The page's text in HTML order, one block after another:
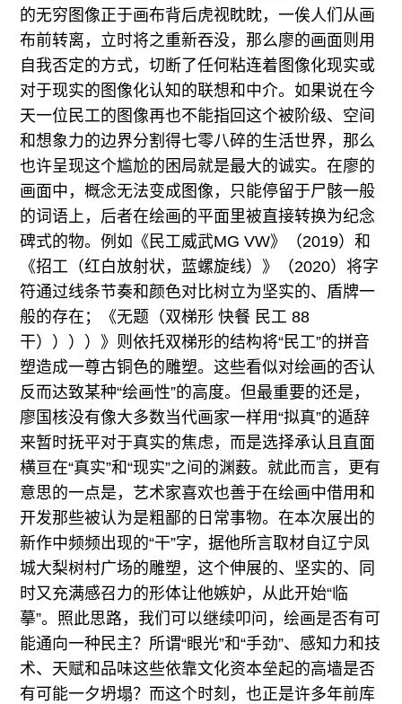
的无穷图像正于画布背后虎视眈眈，一俟人们从画
布前转离，立时将之重新吞没，那么廖的画面则用
自我否定的方式，切断了任何粘连着图像化现实或
对于现实的图像化认知的联想和中介。如果说在今
天一位民工的图像再也不能指回这个被阶级、空间
和想象力的边界分割得七零八碎的生活世界，那么
也许呈现这个尴尬的困局就是最大的诚实。在廖的
画面中，概念无法变成图像，只能停留于尸骸一般
的词语上，后者在绘画的平面里被直接转换为纪念
碑式的物。例如《民工威武MG VW》（2019）和
《招工（红白放射状，蓝螺旋线）》（2020）将字
符通过线条节奏和颜色对比树立为坚实的、盾牌一
般的存在；《无题（双梯形 快餐 ⺠工 88
干））））》则依托双梯形的结构将“民工”的拼音
塑造成一尊古铜色的雕塑。这些看似对绘画的否认
反而达致某种“绘画性”的高度。但最重要的还是，
廖国核没有像大多数当代画家一样用“拟真”的遁辞
来暂时抚平对于真实的焦虑，而是选择承认且直面
横亘在“真实”和“现实”之间的渊薮。就此而言，更有
意思的一点是，艺术家喜欢也善于在绘画中借用和
开发那些被认为是粗鄙的日常事物。在本次展出的
新作中频频出现的“干”字，据他所言取材自辽宁凤
城大梨树村广场的雕塑，这个伸展的、坚实的、同
时又充满感召力的形体让他嫉妒，从此开始“临
摹”。照此思路，我们可以继续叩问，绘画是否有可
能通向一种民主？所谓“眼光”和“手劲”、感知力和技
术、天赋和品味这些依靠文化资本垒起的高墙是否
有可能一夕坍塌？而这个时刻，也正是许多年前库